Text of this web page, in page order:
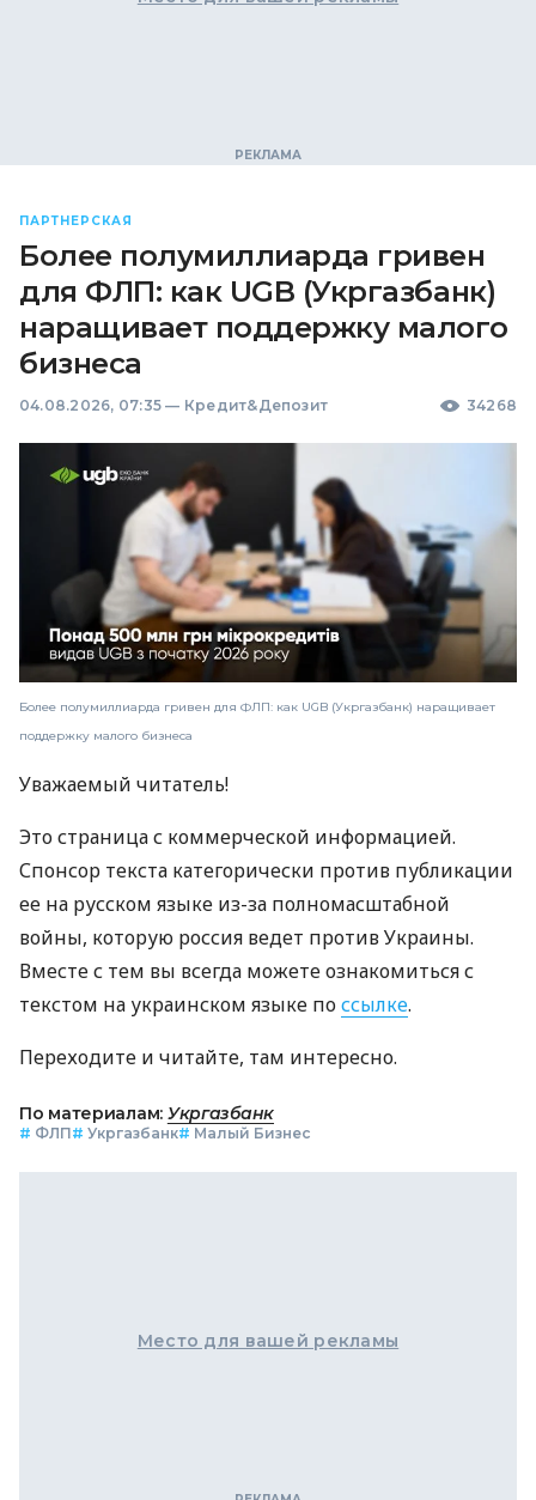
ПАРТНЕРСКАЯ
Более полумиллиарда гривен
для ФЛП: как UGB (Укргазбанк)
наращивает поддержку малого
бизнеса
04.08.2026, 07:35 — Кредит&Депозит 34268
Более полумиллиарда гривен для ФЛП: как UGB (Укргазбанк) наращивает
поддержку малого бизнеса
Уважаемый читатель!
Это страница с коммерческой информацией.
Спонсор текста категорически против публикации
ее на русском языке из-за полномасштабной
войны, которую россия ведет против Украины.
Вместе с тем вы всегда можете ознакомиться с
текстом на украинском языке поссылке.
Переходите и читайте, там интересно.
По материалам: Укргазбанк
# ФЛП# Укргазбанк# Малый Бизнес
Место для вашей рекламы